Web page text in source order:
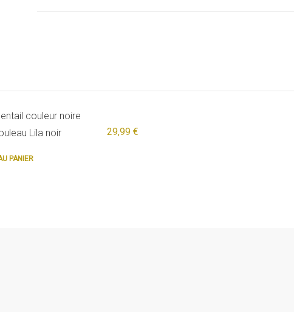
Lila noir 29,99 €
PANIER